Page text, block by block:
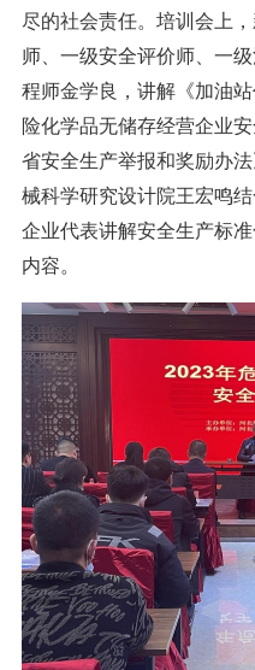
尽的社会责任。培训会上
师、一级安全评价师、一
程师金学良，讲解《加油
险化学品无储存经营企业
省安全生产举报和奖励办
械科学研究设计院王宏鸣
企业代表讲解安全生产标
内容。